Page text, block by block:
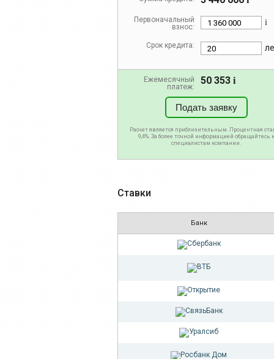
Первоначальный
взнос:
i
Срок кредита:
Ежемесячный
платеж:
50 353 i
Подать заявку
Расчет является приблизительным. Процентная
9,4%. За более точной информацией обращайтесь к
специалистам компании.
Ставки
Банк